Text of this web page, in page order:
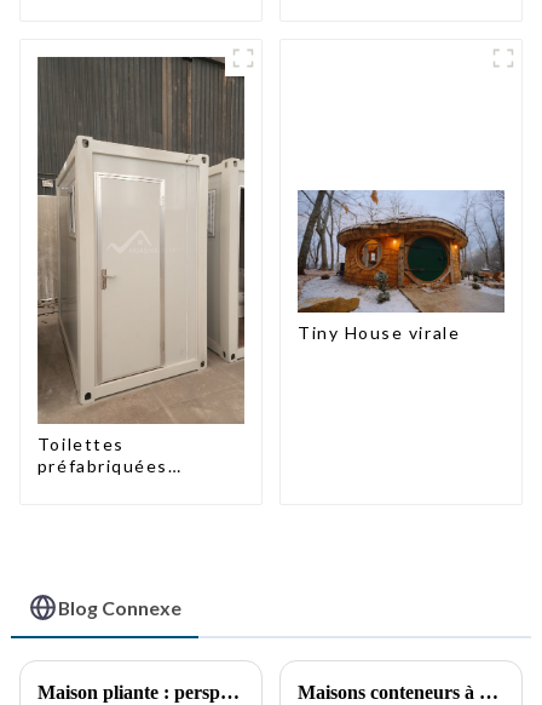
Toilettes
préfabriquées
Tiny House virale
Blog Connexe
Maison pliante : perspectives de développement futur Maisons conteneurs à montage rapide : les vastes perspectives de développement de la Chine